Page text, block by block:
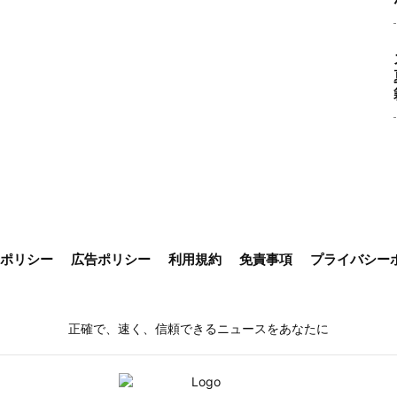
リシー 広告ポリシー 利用規約 免責事項 プライバシー
正確で、速く、信頼できるニュースをあなたに